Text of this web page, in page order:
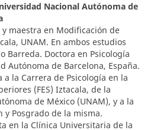
Nacional Autónoma de
y maestra en Modificación de
UNAM. En ambos estudios
Barreda. Doctora en Psicología
Autónoma de Barcelona, España.
la Carrera de Psicología en la
(FES) Iztacala, de la
de México (UNAM), y a la
y Posgrado de la misma.
en la Clínica Universitaria de la